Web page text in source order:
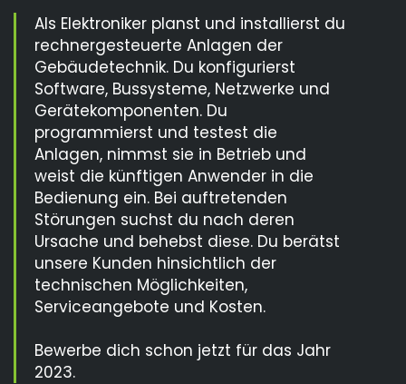
Als Elektroniker planst und installierst du
rechnergesteuerte Anlagen der
Gebäudetechnik. Du konfigurierst
Software, Bussysteme, Netzwerke und
Gerätekomponenten. Du
programmierst und testest die
Anlagen, nimmst sie in Betrieb und
weist die künftigen Anwender in die
Bedienung ein. Bei auftretenden
Störungen suchst du nach deren
Ursache und behebst diese. Du berätst
unsere Kunden hinsichtlich der
technischen Möglichkeiten,
Serviceangebote und Kosten.
Bewerbe dich schon jetzt für das Jahr
2023.